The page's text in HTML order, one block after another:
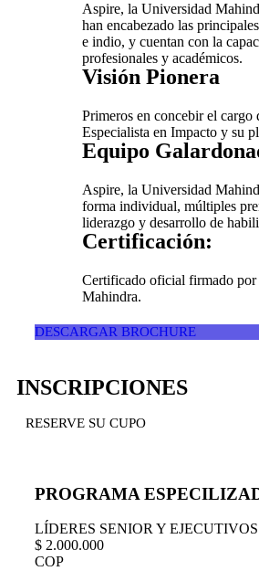
Aspire, la Universidad
han encabezado las
e indio, y cuentan con la
profesionales y académicos.
Visión Pionera
Primeros en concebir el
Especialista en Impacto y su
Equipo
Aspire, la Universidad
forma individual, múltiples
liderazgo y desarrollo de
Certificación:
Certificado oficial firmado
Mahindra.
DESCARGAR BROCHURE
INSCRIPCIONES
RESERVE SU CUPO
PROGRAMA
LÍDERES SENIOR Y
$ 2.000.000
COP